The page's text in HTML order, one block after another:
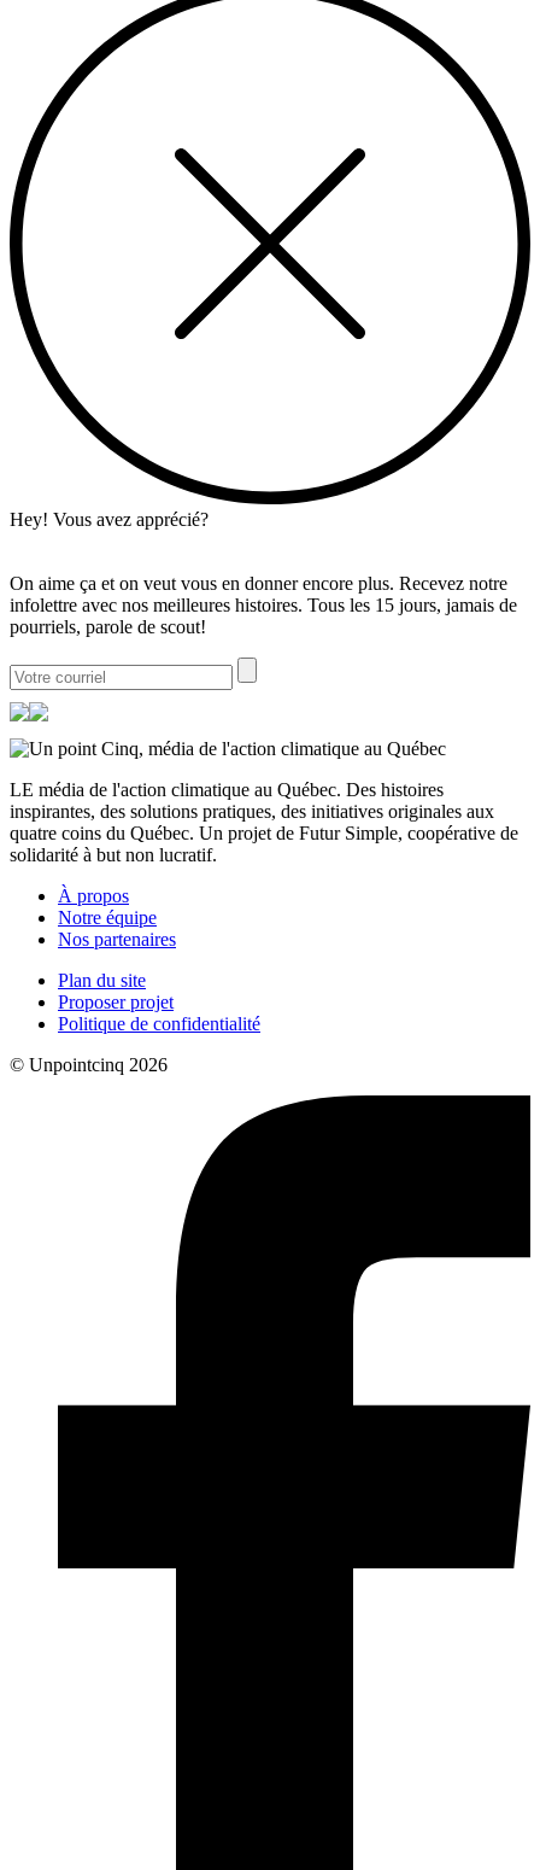
Hey! Vous avez apprécié?
On aime ça et on veut vous en donner encore plus. Recevez notre
infolettre avec nos meilleures histoires. Tous les 15 jours, jamais de
pourriels, parole de scout!
LE média de l'action climatique au Québec. Des histoires
inspirantes, des solutions pratiques, des initiatives originales aux
quatre coins du Québec. Un projet de Futur Simple, coopérative de
solidarité à but non lucratif.
À propos
Notre équipe
Nos partenaires
Plan du site
Proposer projet
Politique de confidentialité
© Unpointcinq 2026